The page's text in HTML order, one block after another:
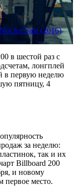
for Sale (2016)
в шестой раз с
лонгплей
в первую неделю
пятницу, 4
за неделю:
так и их
Billboard 200
и новому
первое место.